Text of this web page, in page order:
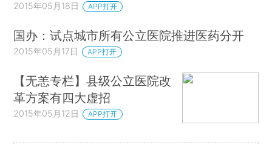
2015年05月18日 APP打开
国办：试点城市所有公立医院推进医药分开
2015年05月17日 APP打开
【无恙专栏】县级公立医院改
革方案有四大虚招
2015年05月12日 APP打开